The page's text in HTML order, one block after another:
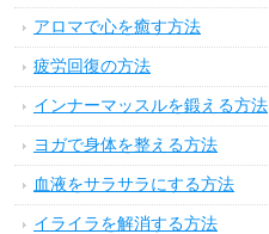
アロマで心を癒す方法
疲労回復の方法
インナーマッスルを鍛える方法
ヨガで身体を整える方法
血液をサラサラにする方法
イライラを解消する方法